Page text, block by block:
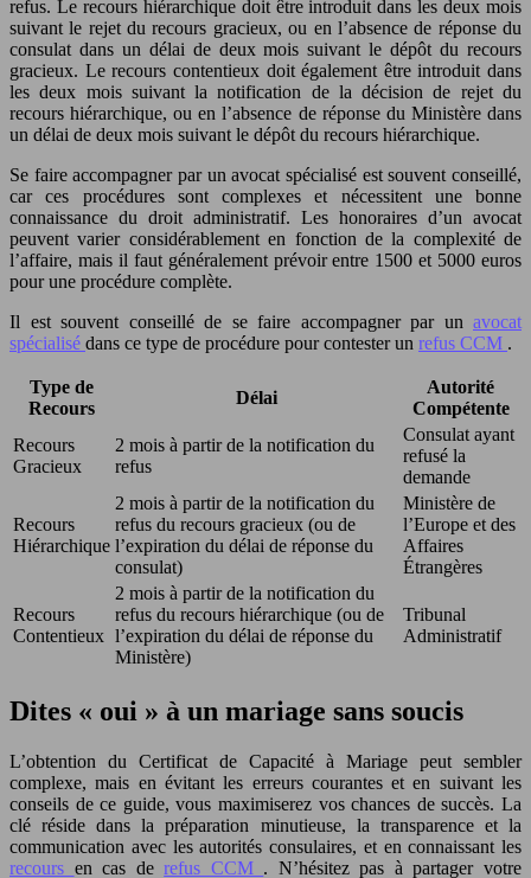
refus. Le recours hiérarchique doit être introduit dans les deux mois
suivant le rejet du recours gracieux, ou en l’absence de réponse du
consulat dans un délai de deux mois suivant le dépôt du recours
gracieux. Le recours contentieux doit également être introduit dans
les deux mois suivant la notification de la décision de rejet du
recours hiérarchique, ou en l’absence de réponse du Ministère dans
un délai de deux mois suivant le dépôt du recours hiérarchique.
Se faire accompagner par un avocat spécialisé est souvent conseillé,
car ces procédures sont complexes et nécessitent une bonne
connaissance du droit administratif. Les honoraires d’un avocat
peuvent varier considérablement en fonction de la complexité de
l’affaire, mais il faut généralement prévoir entre 1500 et 5000 euros
pour une procédure complète.
Il est souvent conseillé de se faire accompagner par un avocat
spécialisé dans ce type de procédure pour contester un refus CCM .
Type de
Recours
Délai
Autorité
Compétente
Recours
Gracieux
2 mois à partir de la notification du
refus
Consulat ayant
refusé la
demande
Recours
Hiérarchique
2 mois à partir de la notification du
refus du recours gracieux (ou de
l’expiration du délai de réponse du
consulat)
Ministère de
l’Europe et des
Affaires
Étrangères
Recours
Contentieux
2 mois à partir de la notification du
refus du recours hiérarchique (ou de
l’expiration du délai de réponse du
Ministère)
Tribunal
Administratif
Dites « oui » à un mariage sans soucis
L’obtention du Certificat de Capacité à Mariage peut sembler
complexe, mais en évitant les erreurs courantes et en suivant les
conseils de ce guide, vous maximiserez vos chances de succès. La
clé réside dans la préparation minutieuse, la transparence et la
communication avec les autorités consulaires, et en connaissant les
recours en cas derefus CCM . N’hésitez pas à partager votre